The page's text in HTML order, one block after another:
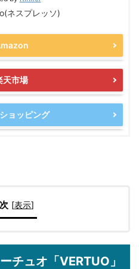
ネスプレッソ)
天市場
ョッピング
[表示]
チュオ「VERTUO」